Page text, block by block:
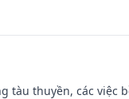
tàu thuyền, các việc